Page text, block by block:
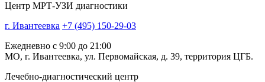
Центр МРТ-УЗИ диагностики
г. Ивантеевка +7 (495) 150-29-03
Ежедневно с 9:00 до 21:00
МО, г. Ивантеевка, ул. Первомайская, д. 39, территория ЦГБ.
Лечебно-диагностический центр